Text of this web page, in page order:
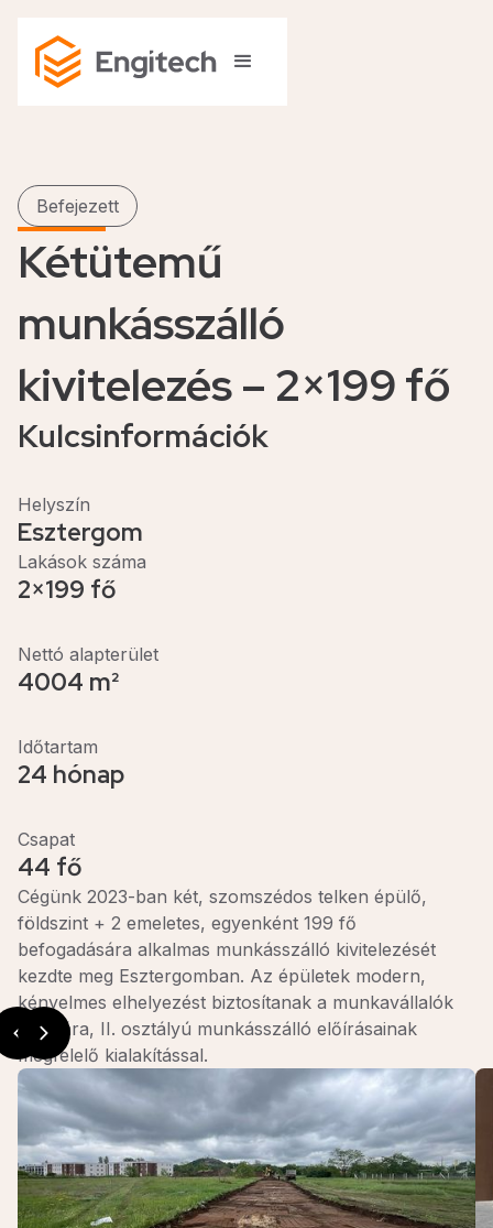
Befejezett
Kétütemű
munkásszálló
kivitelezés – 2×199 fő
Kulcsinformációk
Helyszín
Esztergom
Lakások száma
2×199 fő
Nettó alapterület
4004 m²
Időtartam
24 hónap
Csapat
44 fő
Cégünk 2023-ban két, szomszédos telken épülő,
földszint + 2 emeletes, egyenként 199 fő
befogadására alkalmas munkásszálló kivitelezését
kezdte meg Esztergomban. Az épületek modern,
kényelmes elhelyezést biztosítanak a munkavállalók
számára, II. osztályú munkásszálló előírásainak
megfelelő kialakítással.